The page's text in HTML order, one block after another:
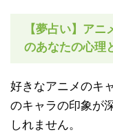
【夢占い】ア
のあなたの心理
好きなアニメのキ
のキャラの印象が
しれません。